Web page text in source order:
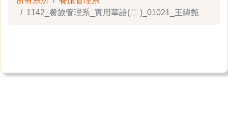
1142_餐旅管理系_實用華語(二 )_01021_王緯甄